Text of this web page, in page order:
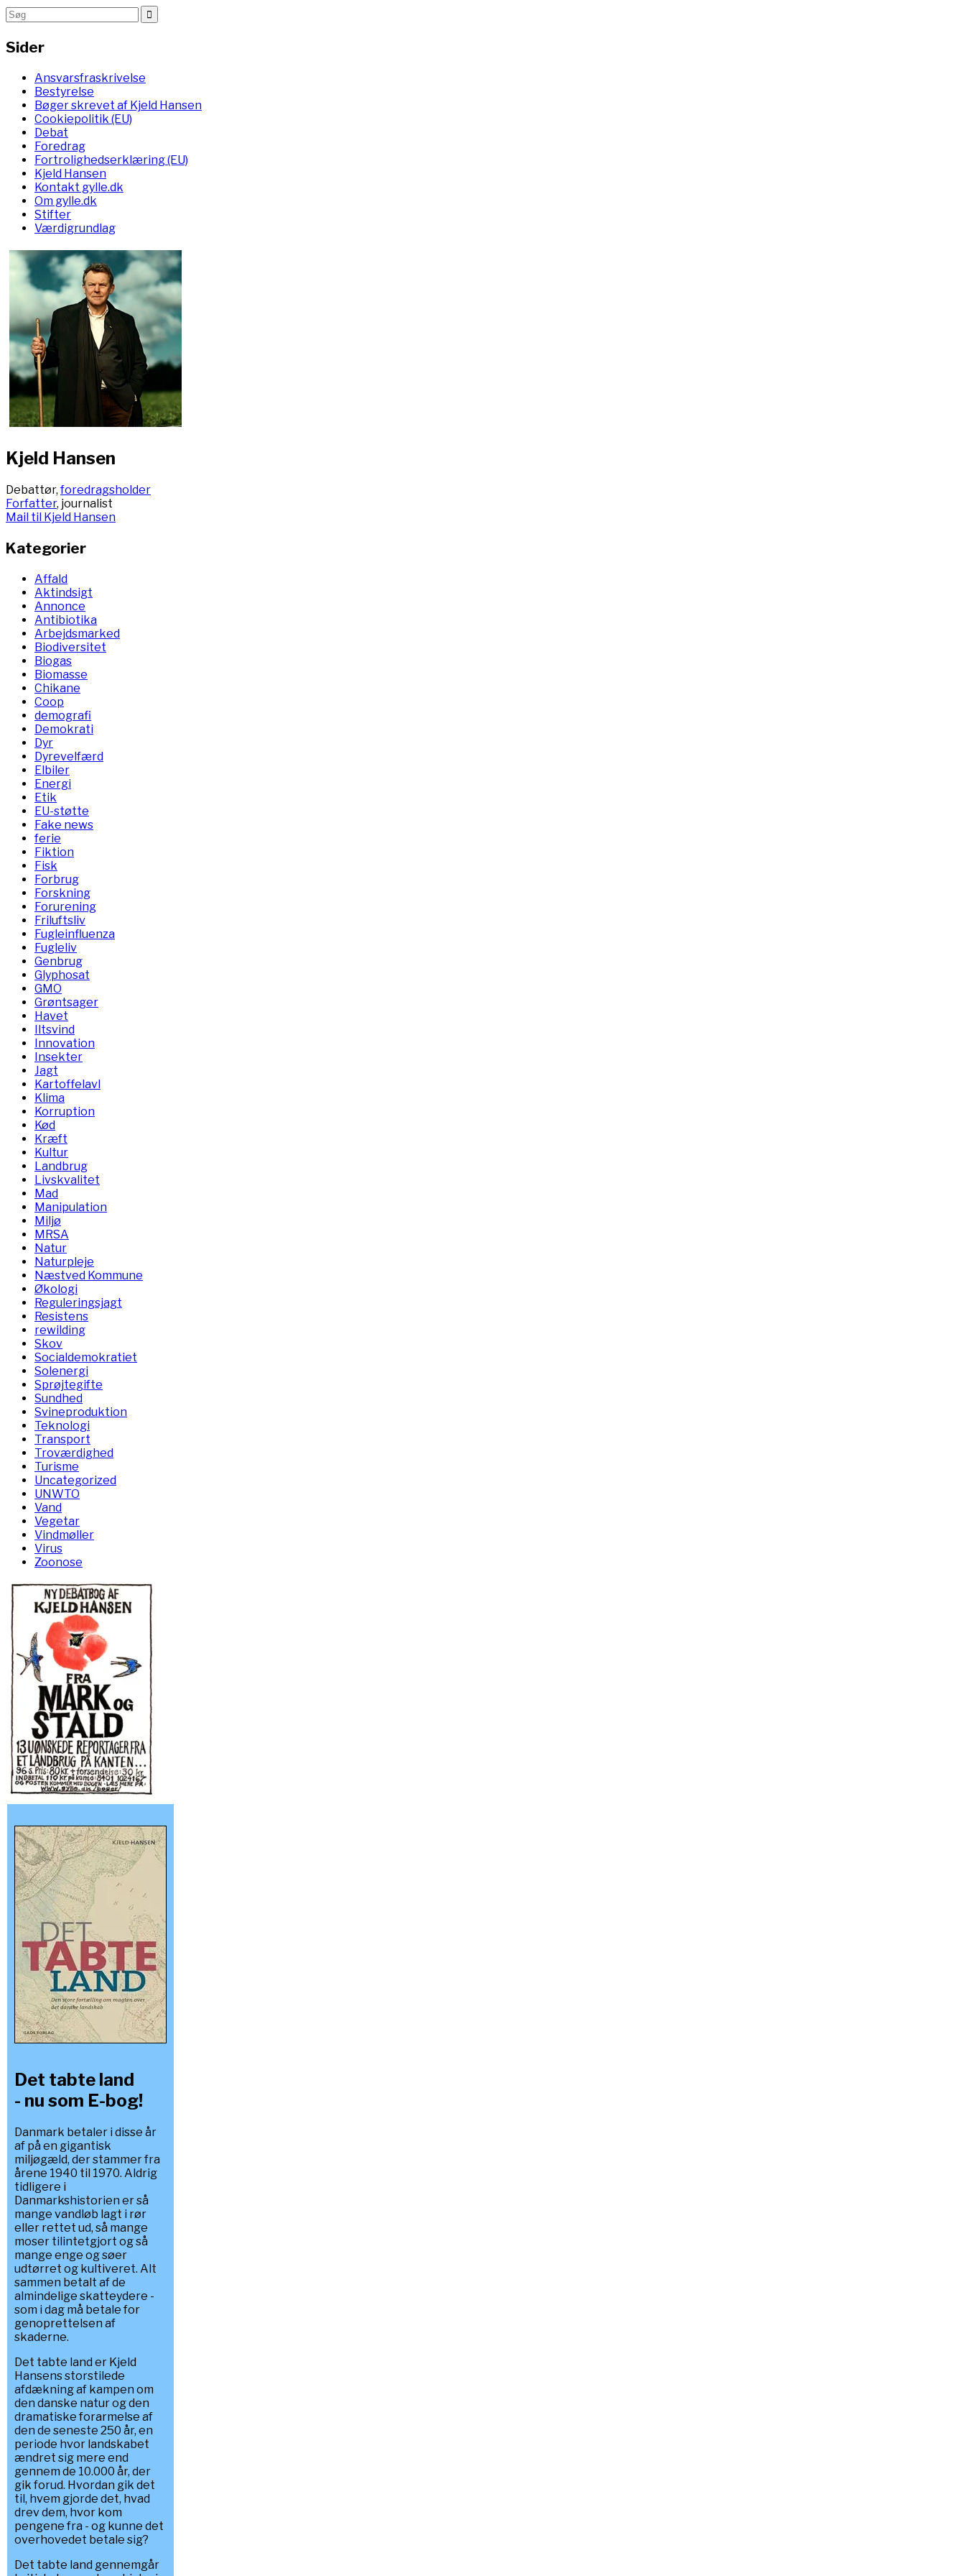
Sider
Ansvarsfraskrivelse
Bestyrelse
Bøger skrevet af Kjeld Hansen
Cookiepolitik (EU)
Debat
Foredrag
Fortrolighedserklæring (EU)
Kjeld Hansen
Kontakt gylle.dk
Om gylle.dk
Stifter
Værdigrundlag
Kjeld Hansen
Debattør,foredragsholder
Forfatter, journalist
Mail til Kjeld Hansen
Kategorier
Affald
Aktindsigt
Annonce
Antibiotika
Arbejdsmarked
Biodiversitet
Biogas
Biomasse
Chikane
Coop
demografi
Demokrati
Dyr
Dyrevelfærd
Elbiler
Energi
Etik
EU-støtte
Fake news
ferie
Fiktion
Fisk
Forbrug
Forskning
Forurening
Friluftsliv
Fugleinfluenza
Fugleliv
Genbrug
Glyphosat
GMO
Grøntsager
Havet
Iltsvind
Innovation
Insekter
Jagt
Kartoffelavl
Klima
Korruption
Kød
Kræft
Kultur
Landbrug
Livskvalitet
Mad
Manipulation
Miljø
MRSA
Natur
Naturpleje
Næstved Kommune
Økologi
Reguleringsjagt
Resistens
rewilding
Skov
Socialdemokratiet
Solenergi
Sprøjtegifte
Sundhed
Svineproduktion
Teknologi
Transport
Troværdighed
Turisme
Uncategorized
UNWTO
Vand
Vegetar
Vindmøller
Virus
Zoonose
Det tabte land
- nu som E-bog!
Danmark betaler i disse år
af på en gigantisk
miljøgæld, der stammer fra
årene 1940 til 1970. Aldrig
tidligere i
Danmarkshistorien er så
mange vandløb lagt i rør
eller rettet ud, så mange
moser tilintetgjort og så
mange enge og søer
udtørret og kultiveret. Alt
sammen betalt af de
almindelige skatteydere -
som i dag må betale for
genoprettelsen af
skaderne.
Det tabte land er Kjeld
Hansens storstilede
afdækning af kampen om
den danske natur og den
dramatiske forarmelse af
den de seneste 250 år, en
periode hvor landskabet
ændret sig mere end
gennem de 10.000 år, der
gik forud. Hvordan gik det
til, hvem gjorde det, hvad
drev dem, hvor kom
pengene fra - og kunne det
overhovedet betale sig?
Det tabte land gennemgår